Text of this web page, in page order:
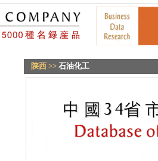
陕西 >> 石油化工